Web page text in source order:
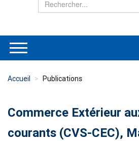
Accueil Publications
Commerce Extérieur
courants (CVS-CEC),